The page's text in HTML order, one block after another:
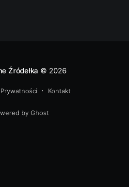
Źródełka © 2026
Kontakt
by Ghost